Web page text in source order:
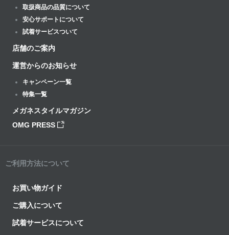
取扱商品の品質について
安心サポートについて
試着サービスついて
店舗のご案内
運営からのお知らせ
キャンペーン一覧
特集一覧
メガネスタイルマガジン
OMG PRESS
ご利用方法について
お買い物ガイド
ご購入について
試着サービスについて